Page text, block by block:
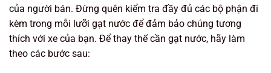
của người bán. Đừng quên kiểm tra đầy đủ các bộ phận đi
kèm trong mỗi lưỡi gạt nước để đảm bảo chúng tương
thích với xe của bạn. Để thay thế cần gạt nước, hãy làm
theo các bước sau: